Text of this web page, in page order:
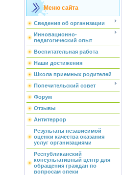
Меню сайта
Сведения об организации
Инновационно-
педагогический опыт
Воспитательная работа
Наши достижения
Школа приемных родителей
Попечительский совет
Форум
Отзывы
Антитеррор
Результаты независимой
оценки качества оказания
услуг организациями
Республиканский
консультативный центр для
обращения граждан по
вопросам опеки